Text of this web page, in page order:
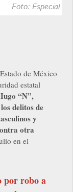
Foto: Especial
de México
estatal
“N”,
delitos de
y
otra
en el
por robo a